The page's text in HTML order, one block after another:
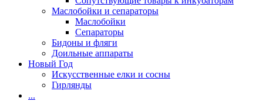
Маслобойки и сепараторы
Маслобойки
Сепараторы
Бидоны и фляги
Доильные аппараты
Новый Год
Искусственные елки и сосны
Гирлянды
...